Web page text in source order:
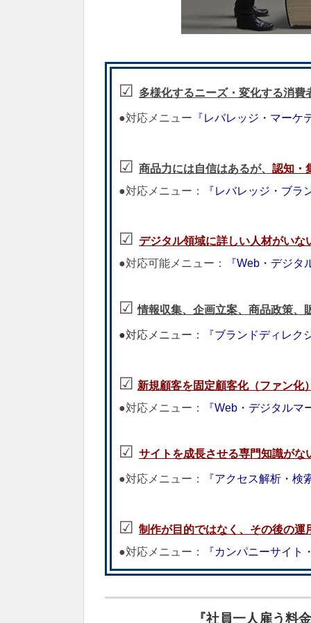
☑︎ 多様化するニーズ・変化する消費
●対応メニュー 『レバレッジ・マーケ
☑︎ 商品力には自信はあるが、 認知・
●対応メニュー：
『レバレッジ・ブラ
☑︎ デジタル領域に詳しい人材がいな
●対応可能メニュー：
『Web・デジタ
☑︎ 情報収集、企画立案、商品政策、
●対応メニュー： 『ブランドディレク
☑︎ 新規顧客を固定顧客化（ファン化
●対応メニュー：
『Web・デジタルマ
☑︎ サイトを成長させる専門知識がな
●対応メニュー： 『アクセス解析・検
☑︎ 制作が目的ではなく、その後の
●対応メニュー：
『カンパニーサイ
『社員一人雇う料